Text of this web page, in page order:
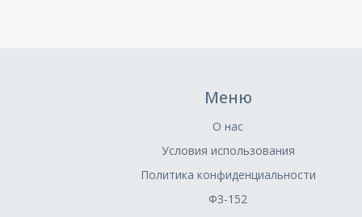
Меню
О нас
Условия использования
Политика конфиденциальности
ФЗ-152